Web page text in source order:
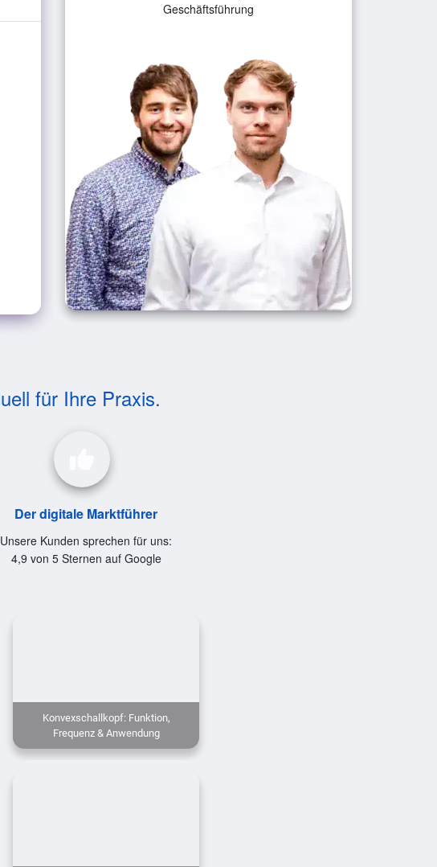
Geschäftsführung
für Ihre Praxis.
Der digitale Marktführer
Unsere Kunden sprechen für uns:
4,9 von 5 Sternen auf Google
Konvexschallkopf: Funktion,
Frequenz & Anwendung